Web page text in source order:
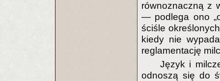
równoznaczną z
— podlega ono
ściśle
kiedy nie
reglamentację
Język i
odnoszą się do